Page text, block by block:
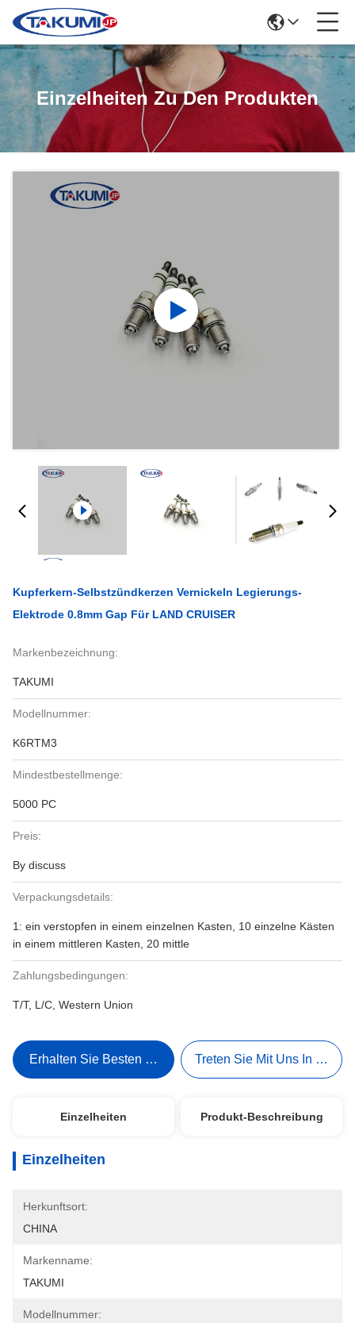
Einzelheiten Zu Den Produkten
Kupferkern-Selbstzündkerzen Vernickeln Legierungs-
Elektrode 0.8mm Gap Für LAND CRUISER
Markenbezeichnung:
TAKUMI
Modellnummer:
K6RTM3
Mindestbestellmenge:
5000 PC
Preis:
By discuss
Verpackungsdetails:
1: ein verstopfen in einem einzelnen Kasten, 10 einzelne Kästen
in einem mittleren Kasten, 20 mittle
Zahlungsbedingungen:
T/T, L/C, Western Union
Erhalten Sie Besten Preis Treten Sie Mit Uns In
Einzelheiten Produkt-Beschreibung
Einzelheiten
Herkunftsort:
CHINA
Markenname:
TAKUMI
Modellnummer: